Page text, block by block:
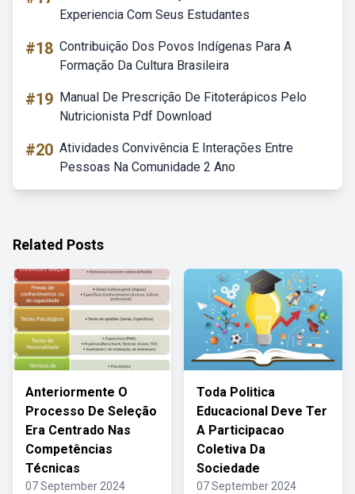
Experiencia Com Seus Estudantes
#18 Contribuição Dos Povos Indígenas Para A
Formação Da Cultura Brasileira
#19 Manual De Prescrição De Fitoterápicos Pelo
Nutricionista Pdf Download
#20 Atividades Convivência E Interações Entre
Pessoas Na Comunidade 2 Ano
Related Posts
Anteriormente O
Processo De Seleção
Era Centrado Nas
Competências
Técnicas
07 September 2024
Toda Politica
Educacional Deve Ter
A Participacao
Coletiva Da
Sociedade
07 September 2024